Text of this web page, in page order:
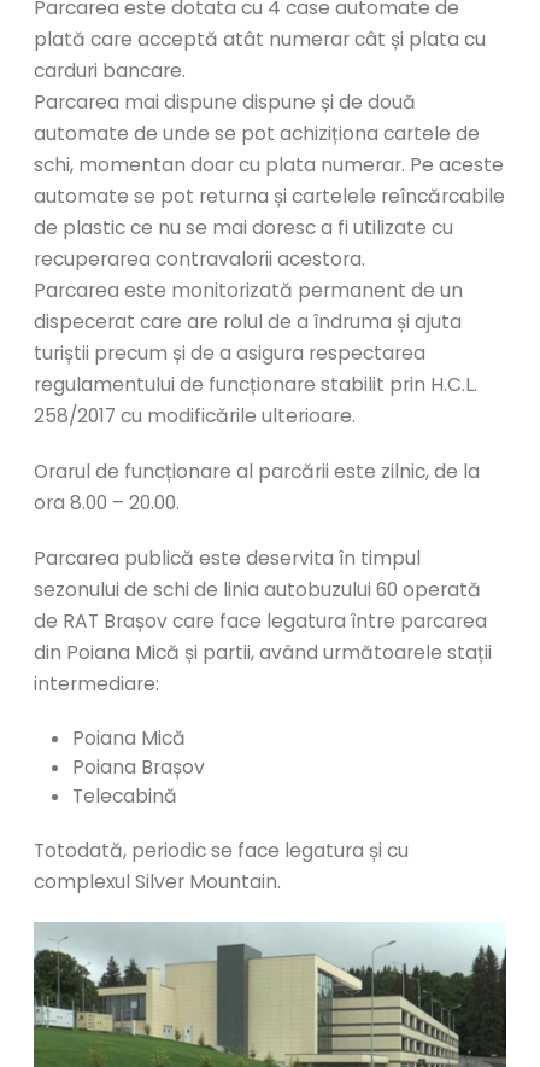
Parcarea este dotata cu 4 case automate de
plată care acceptă atât numerar cât și plata cu
carduri bancare.
Parcarea mai dispune dispune și de două
automate de unde se pot achiziționa cartele de
schi, momentan doar cu plata numerar. Pe aceste
automate se pot returna și cartelele reîncărcabile
de plastic ce nu se mai doresc a fi utilizate cu
recuperarea contravalorii acestora.
Parcarea este monitorizată permanent de un
dispecerat care are rolul de a îndruma și ajuta
turiștii precum și de a asigura respectarea
regulamentului de funcționare stabilit prin H.C.L.
258/2017 cu modificările ulterioare.
Orarul de funcționare al parcării este zilnic, de la
ora 8.00 – 20.00.
Parcarea publică este deservita în timpul
sezonului de schi de linia autobuzului 60 operată
de RAT Brașov care face legatura între parcarea
din Poiana Mică și partii, având următoarele stații
intermediare:
Poiana Mică
Poiana Brașov
Telecabină
Totodată, periodic se face legatura și cu
complexul Silver Mountain.